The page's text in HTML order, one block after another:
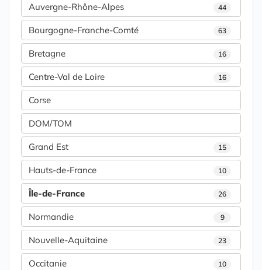
Auvergne-Rhône-Alpes 44
Bourgogne-Franche-Comté 63
Bretagne 16
Centre-Val de Loire 16
Corse
DOM/TOM
Grand Est 15
Hauts-de-France 10
Île-de-France 26
Normandie 9
Nouvelle-Aquitaine 23
Occitanie 10